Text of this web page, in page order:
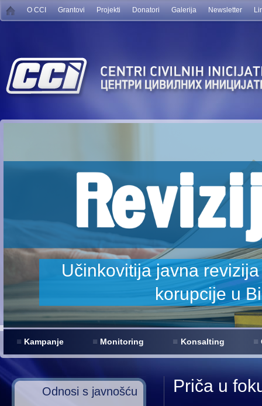
O CCI Grantovi Projekti Donatori Galerija Newsletter
Kampanje Monitoring Konsalting
Odnosi s javnošću Priča u